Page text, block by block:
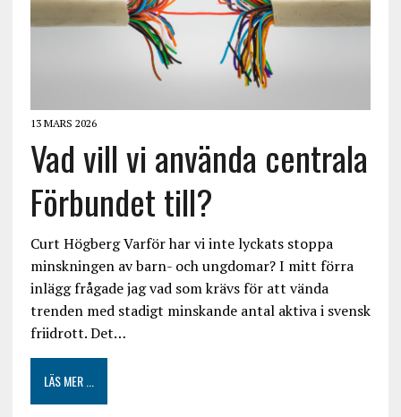
13 MARS 2026
Vad vill vi använda centrala
Förbundet till?
Curt Högberg Varför har vi inte lyckats stoppa
minskningen av barn- och ungdomar? I mitt förra
inlägg frågade jag vad som krävs för att vända
trenden med stadigt minskande antal aktiva i svensk
friidrott. Det…
LÄS MER ...